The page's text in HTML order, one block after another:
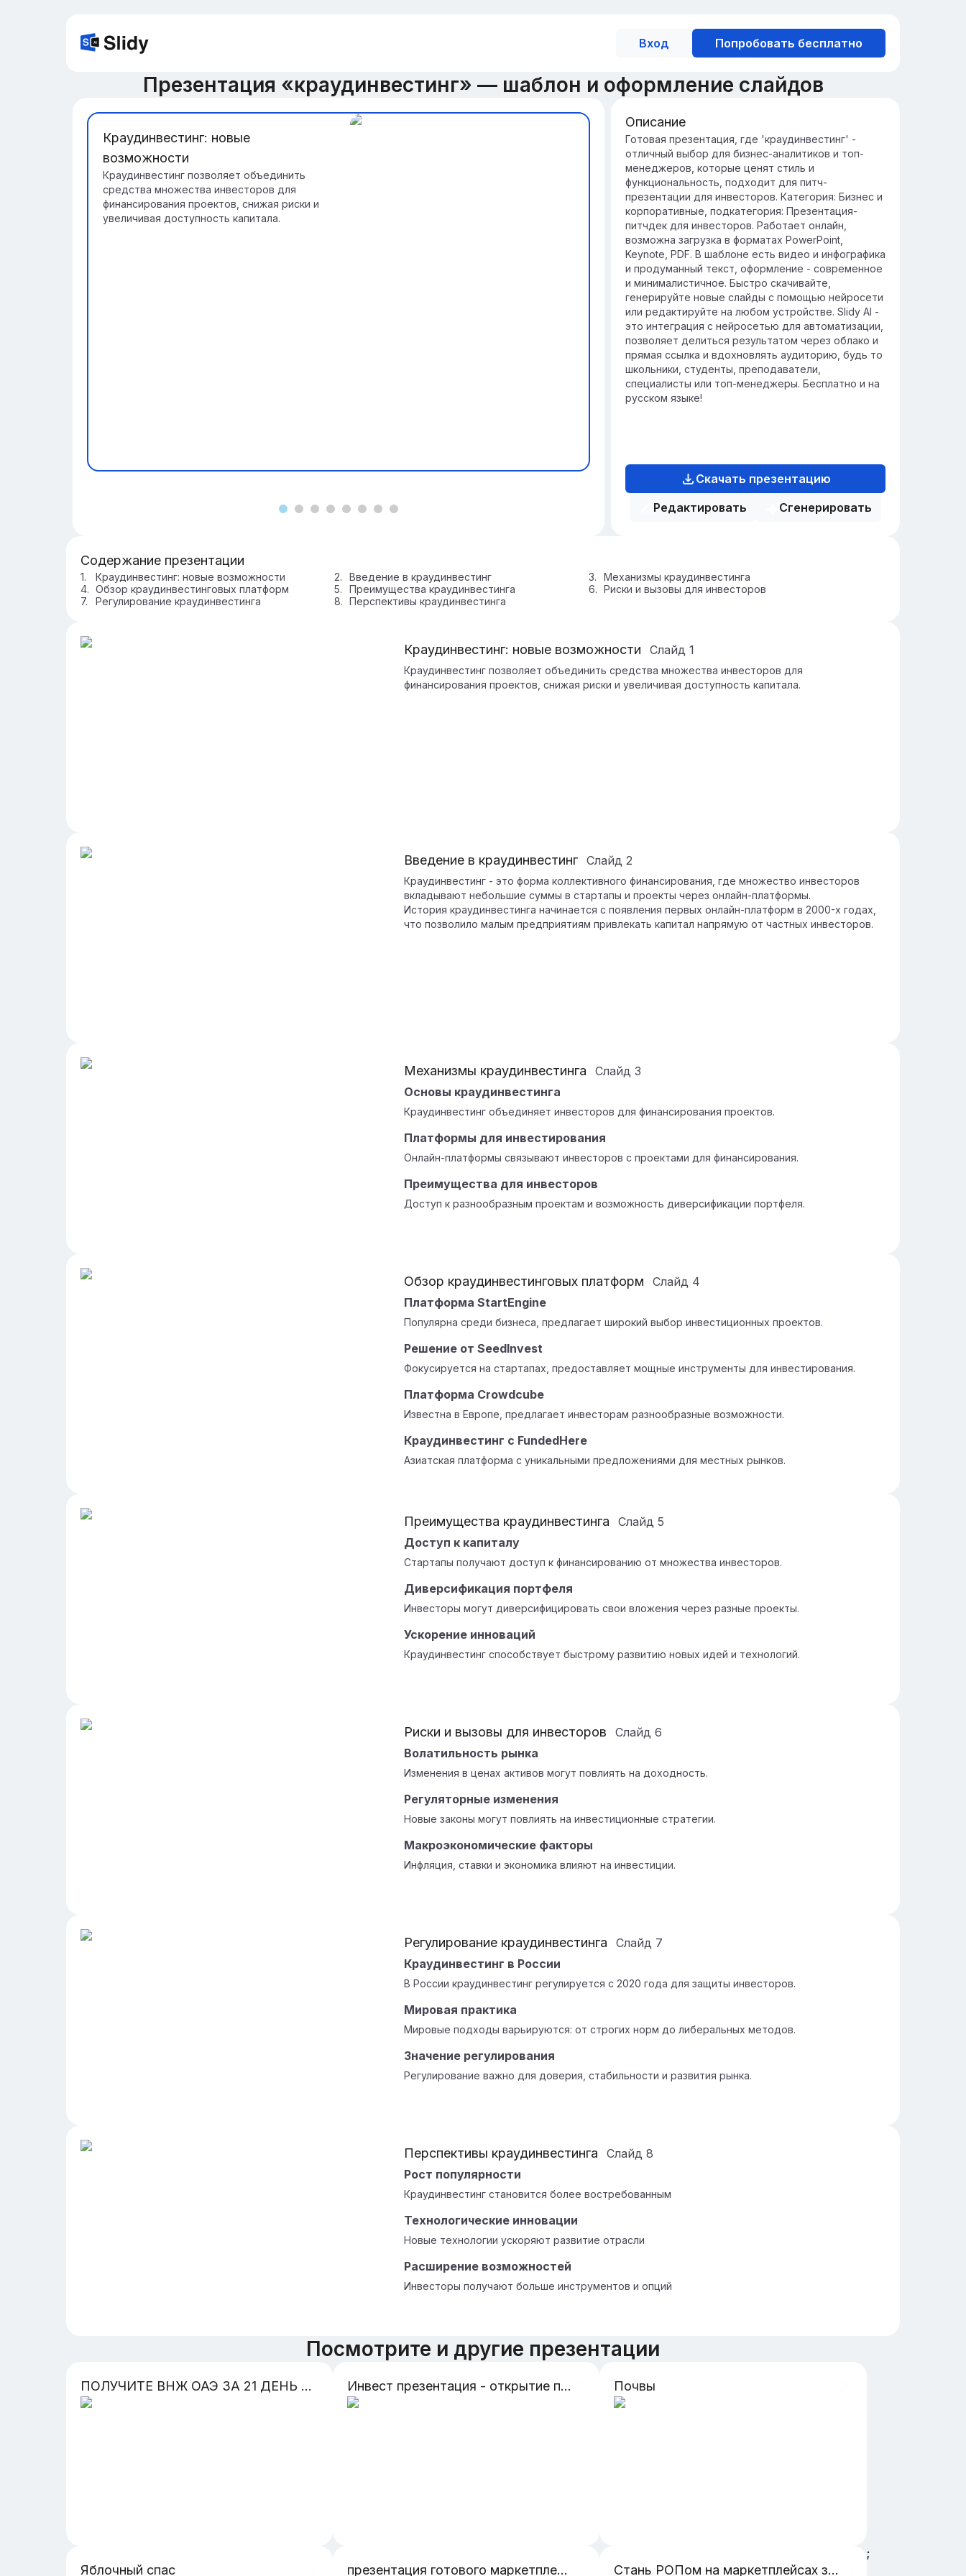
Вход Попробовать бесплатно
Презентация «краудинвестинг» — шаблон и оформление слайдов
Краудинвестинг: новые
возможности
Краудинвестинг позволяет объединить
средства множества инвесторов для
финансирования проектов, снижая риски и
увеличивая доступность капитала.
Введение в краудинвестинг
Краудинвестинг - это форма коллективного
финансирования, где множество инвесторов
вкладывают небольшие суммы в стартапы и
проекты через онлайн-платформы.
История краудинвестинга начинается с
появления первых онлайн-платформ в 2000-х
годах, что позволило малым предприятиям
привлекать капитал напрямую от частных
инвесторов.
Описание
Готовая презентация, где 'краудинвестинг' -
отличный выбор для бизнес-аналитиков и топ-
менеджеров, которые ценят стиль и
функциональность, подходит для питч-
презентации для инвесторов. Категория: Бизнес и
корпоративные, подкатегория: Презентация-
питчдек для инвесторов. Работает онлайн,
возможна загрузка в форматах PowerPoint,
Keynote, PDF. В шаблоне есть видео и инфографика
и продуманный текст, оформление - современное
и минималистичное. Быстро скачивайте,
генерируйте новые слайды с помощью нейросети
или редактируйте на любом устройстве. Slidy AI -
это интеграция с нейросетью для автоматизации,
позволяет делиться результатом через облако и
прямая ссылка и вдохновлять аудиторию, будь то
школьники, студенты, преподаватели,
специалисты или топ-менеджеры. Бесплатно и на
русском языке!
Скачать презентацию
Редактировать
Сгенерировать
Содержание презентации
Краудинвестинг: новые возможности Введение в краудинвестинг
Механизмы краудинвестинга
Обзор краудинвестинговых платформ
Преимущества краудинвестинга
Риски и вызовы для инвесторов
Регулирование краудинвестинга
Перспективы краудинвестинга
Краудинвестинг: новые возможности Слайд 1
Краудинвестинг позволяет объединить средства множества инвесторов для
финансирования проектов, снижая риски и увеличивая доступность капитала.
Введение в краудинвестинг Слайд 2
Краудинвестинг - это форма коллективного финансирования, где множество инвесторов
вкладывают небольшие суммы в стартапы и проекты через онлайн-платформы.
История краудинвестинга начинается с появления первых онлайн-платформ в 2000-х годах,
что позволило малым предприятиям привлекать капитал напрямую от частных инвесторов.
Механизмы краудинвестинга Слайд 3
Основы краудинвестинга
Краудинвестинг объединяет инвесторов для финансирования проектов.
Платформы для инвестирования
Онлайн-платформы связывают инвесторов с проектами для финансирования.
Преимущества для инвесторов
Доступ к разнообразным проектам и возможность диверсификации портфеля.
Обзор краудинвестинговых платформ Слайд 4
Платформа StartEngine
Популярна среди бизнеса, предлагает широкий выбор инвестиционных проектов.
Решение от SeedInvest
Фокусируется на стартапах, предоставляет мощные инструменты для инвестирования.
Платформа Crowdcube
Известна в Европе, предлагает инвесторам разнообразные возможности.
Краудинвестинг с FundedHere
Азиатская платформа с уникальными предложениями для местных рынков.
Преимущества краудинвестинга Слайд 5
Доступ к капиталу
Стартапы получают доступ к финансированию от множества инвесторов.
Диверсификация портфеля
Инвесторы могут диверсифицировать свои вложения через разные проекты.
Ускорение инноваций
Краудинвестинг способствует быстрому развитию новых идей и технологий.
Риски и вызовы для инвесторов Слайд 6
Волатильность рынка
Изменения в ценах активов могут повлиять на доходность.
Регуляторные изменения
Новые законы могут повлиять на инвестиционные стратегии.
Макроэкономические факторы
Инфляция, ставки и экономика влияют на инвестиции.
Регулирование краудинвестинга Слайд 7
Краудинвестинг в России
В России краудинвестинг регулируется с 2020 года для защиты инвесторов.
Мировая практика
Мировые подходы варьируются: от строгих норм до либеральных методов.
Значение регулирования
Регулирование важно для доверия, стабильности и развития рынка.
Перспективы краудинвестинга Слайд 8
Рост популярности
Краудинвестинг становится более востребованным
Технологические инновации
Новые технологии ускоряют развитие отрасли
Расширение возможностей
Инвесторы получают больше инструментов и опций
Посмотрите и другие презентации
ПОЛУЧИТЕ ВНЖ ОАЭ ЗА 21 ДЕНЬ Все типы виз: фриланс, рабочая, золотая, для инвестора, семейная, студенческая! Инвест презентация - открытие падел клуба Почвы
Яблочный спас презентация готового маркетплейса со всей структурой Стань РОПом на маркетплейсах за 8 недель!
;